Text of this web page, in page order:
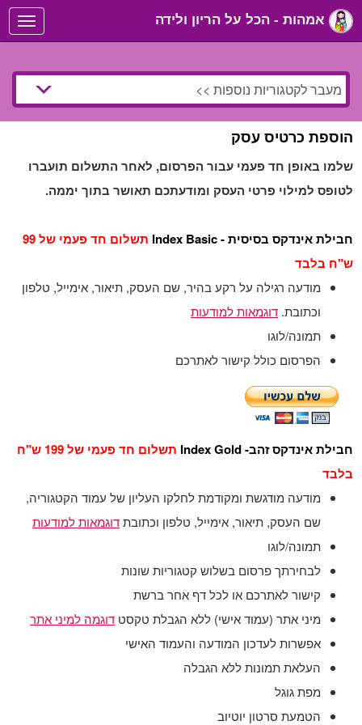
Toggle
navigation
הוספת כרטיס עסק
שלמו באופן חד פעמי עבור הפרסום, לאחר התשלום תועברו
לטופס למילוי פרטי העסק ומודעתכם תאושר בתוך יממה.
חבילת אינדקס בסיסית - Index Basic
תשלום חד פעמי של 99
ש"ח בלבד
מודעה רגילה על רקע בהיר, שם העסק, תיאור, אימייל, טלפון
וכתובת. דוגמאות למודעות
תמונה/לוגו
הפרסום כולל קישור לאתרכם
חבילת אינדקס זהב- Index Gold
תשלום חד פעמי של 199 ש"ח
בלבד
מודעה מודגשת ומקודמת לחלקו העליון של עמוד הקטגוריה,
שם העסק, תיאור, אימייל, טלפון וכתובתדוגמאות למודעות
תמונה/לוגו
לבחירתך פרסום בשלוש קטגוריות שונות
קישור לאתרכם או לכל דף אחר ברשת
מיני אתר (עמוד אישי) ללא הגבלת טקסט דוגמה למיני אתר
אפשרות לעדכון המודעה והעמוד האישי
העלאת תמונות ללא הגבלה
מפת גוגל
הטמעת סרטון יוטיוב